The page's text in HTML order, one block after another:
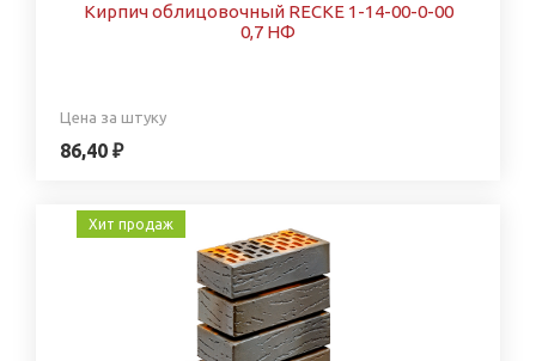
Кирпич облицовочный RECKE 1-14-00-0-00
0,7 НФ
Цена за штуку
86,40 ₽
Хит продаж